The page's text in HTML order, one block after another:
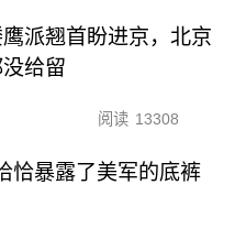
派翘首盼进京，北京
给留
阅读 13308
恰暴露了美军的底裤